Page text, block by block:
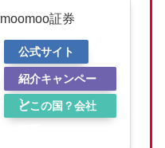
moomoo証券
公式サイト
紹介キャンペー
ン
どこの国？会社